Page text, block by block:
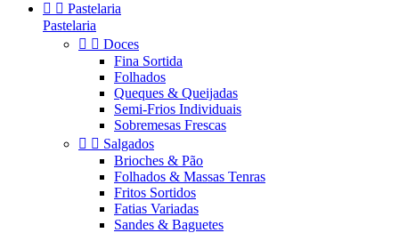
  Pastelaria
Pastelaria
  Doces
Fina Sortida
Folhados
Queques & Queijadas
Semi-Frios Individuais
Sobremesas Frescas
  Salgados
Brioches & Pão
Folhados & Massas Tenras
Fritos Sortidos
Fatias Variadas
Sandes & Baguetes